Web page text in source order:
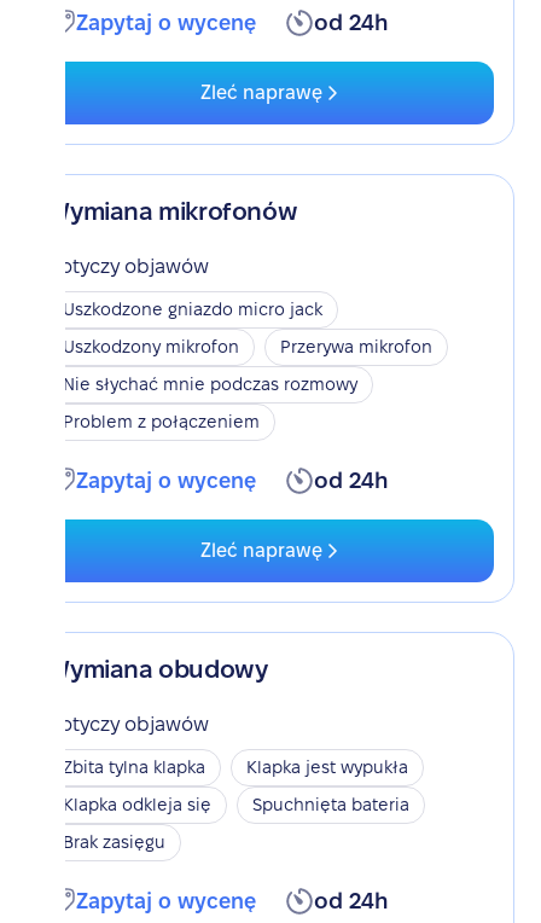
Zapytaj o wycenę od 24h
Zleć naprawę
Wymiana mikrofonów
Dotyczy objawów
Uszkodzone gniazdo micro jack
Uszkodzony mikrofon
Przerywa mikrofon
Nie słychać mnie podczas rozmowy
Problem z połączeniem
Zapytaj o wycenę od 24h
Zleć naprawę
Wymiana obudowy
Dotyczy objawów
Zbita tylna klapka
Klapka jest wypukła
Klapka odkleja się
Spuchnięta bateria
Brak zasięgu
Zapytaj o wycenę od 24h